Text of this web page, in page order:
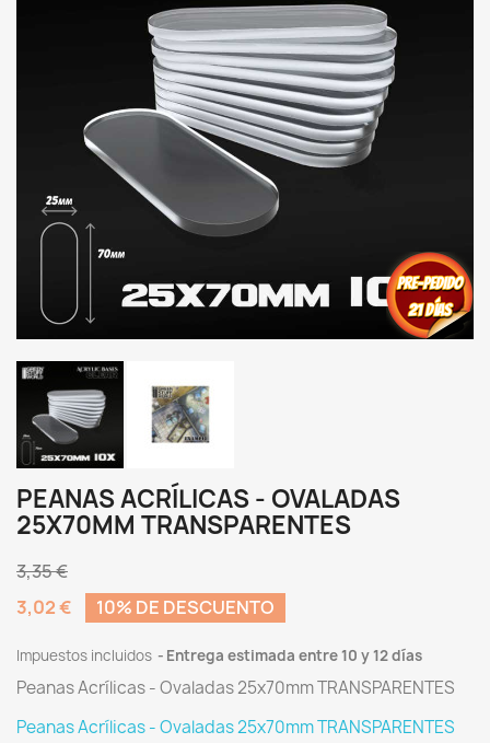
PEANAS ACRÍLICAS - OVALADAS
25X70MM TRANSPARENTES
3,35 €
3,02 €
10% DE DESCUENTO
Impuestos incluidos Entrega estimada entre 10 y 12 días
Peanas Acrílicas - Ovaladas 25x70mm TRANSPARENTES
Peanas Acrílicas - Ovaladas 25x70mm TRANSPARENTES